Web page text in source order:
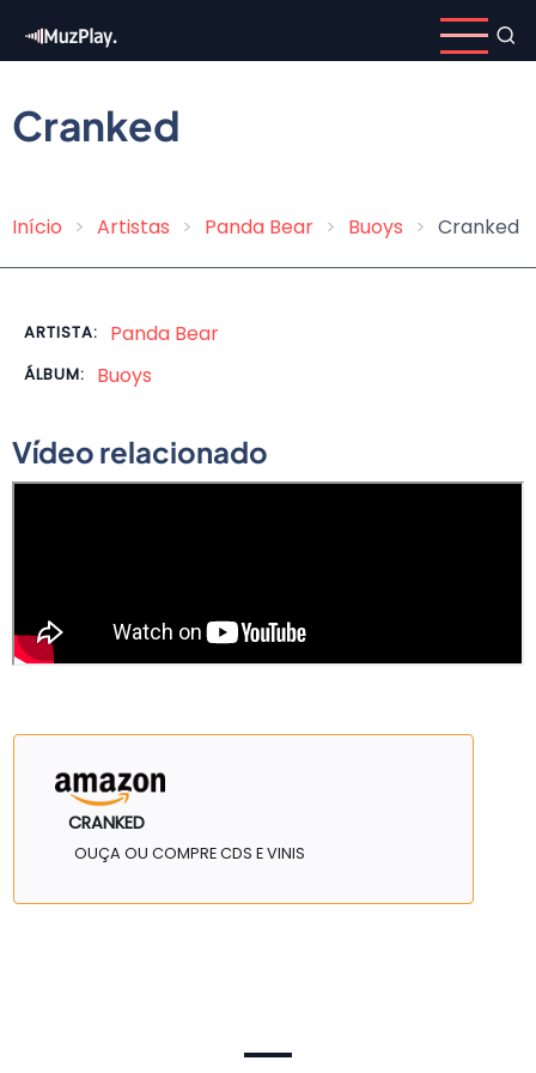
para
conteúdo
principal
Cranked
Trilha
navegação
Início Artistas Panda Bear Buoys Cranked
ARTISTA: Panda Bear
ÁLBUM: Buoys
Vídeo relacionado
CRANKED
OUÇA OU COMPRE CDS E VINIS